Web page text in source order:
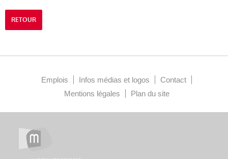
RETOUR
Emplois Infos médias et logos
Contact
Mentions légales
Plan du site